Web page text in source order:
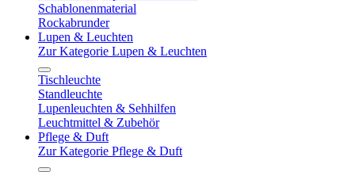
Schablonenmaterial
Rockabrunder
Lupen & Leuchten
Zur Kategorie Lupen & Leuchten
Tischleuchte
Standleuchte
Lupenleuchten & Sehhilfen
Leuchtmittel & Zubehör
Pflege & Duft
Zur Kategorie Pflege & Duft